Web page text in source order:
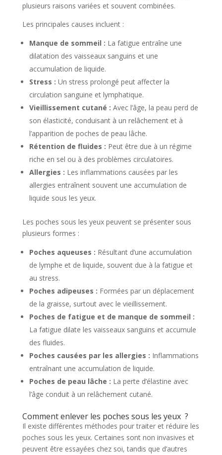
plusieurs raisons variées et souvent combinées.
Les principales causes incluent :
Manque de sommeil : La fatigue entraîne une
dilatation des vaisseaux sanguins et une
accumulation de liquide.
Stress : Un stress prolongé peut affecter la
circulation sanguine et lymphatique.
Vieillissement cutané : Avec l’âge, la peau perd de
son élasticité, conduisant à un relâchement et à
l’apparition de poches de peau lâche.
Rétention de fluides : Peut être due à un régime
riche en sel ou à des problèmes circulatoires.
Allergies : Les inflammations causées par les
allergies entraînent souvent une accumulation de
liquide sous les yeux.
Les poches sous les yeux peuvent se présenter sous
plusieurs formes :
Poches aqueuses : Résultant d’une accumulation
de lymphe et de liquide, souvent due à la fatigue et
au stress.
Poches adipeuses : Formées par un déplacement
de la graisse, surtout avec le vieillissement.
Poches de fatigue et de manque de sommeil :
La fatigue dilate les vaisseaux sanguins et accumule
des fluides.
Poches causées par les allergies : Inflammations
entraînant une accumulation de liquide.
Poches de peau lâche : La perte d’élastine avec
l’âge conduit à un relâchement cutané.
Comment enlever les poches sous les yeux ?
Il existe différentes méthodes pour traiter et réduire les
poches sous les yeux. Certaines sont non invasives et
peuvent être essayées chez soi, tandis que d’autres